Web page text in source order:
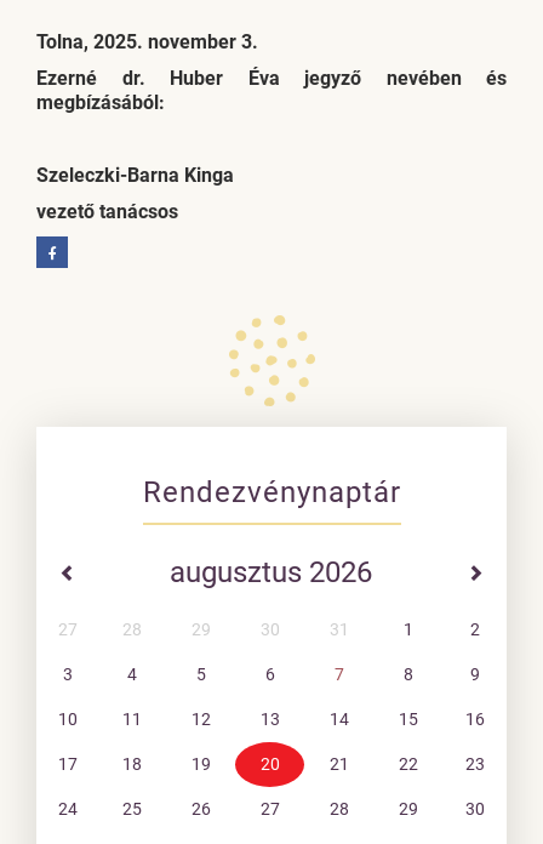
Tolna, 2025. november 3.
Ezerné dr. Huber Éva jegyző nevében és
megbízásából:
Szeleczki-Barna Kinga
vezető tanácsos
Rendezvénynaptár
augusztus 2026
27 28 29 30 31 1 2
3 4 5 6 7 8 9
10 11 12 13 14 15 16
17 18 19 20 21 22 23
24 25 26 27 28 29 30